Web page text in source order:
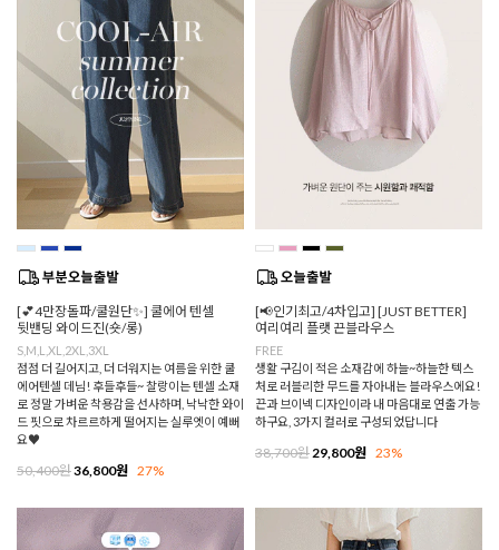
[💕4만장돌파/쿨원단✨] 쿨에어 텐셀
뒷밴딩 와이드진(숏/롱)
S,M,L,XL,2XL,3XL
점점 더 길어지고, 더 더워지는 여름을 위한 쿨
에어텐셀 데님! 후들후들~ 찰랑이는 텐셀 소재
로 정말 가벼운 착용감을 선사하며, 낙낙한 와이
드 핏으로 차르르하게 떨어지는 실루엣이 예뻐
요♥
50,400원36,800원 27%
[📢인기최고/4차입고] [JUST BETTER]
여리여리 플랫 끈블라우스
FREE
생활 구김이 적은 소재감에 하늘~하늘한 텍스
처로 러블리한 무드를 자아내는 블라우스에요!
끈과 브이넥 디자인이라 내 마음대로 연출 가능
하구요, 3가지 컬러로 구성되었답니다
38,700원 29,800원 23%